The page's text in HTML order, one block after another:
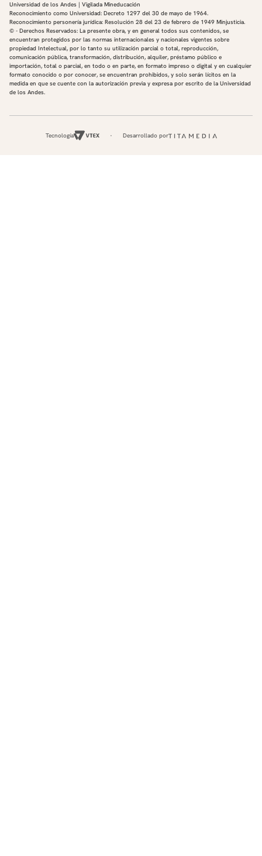
Universidad de los Andes | Vigilada Mineducación
Reconocimiento como Universidad: Decreto 1297 del 30 de mayo de 1964.
Reconocimiento personería jurídica: Resolución 28 del 23 de febrero de 1949 Minjusticia.
© - Derechos Reservados: La presente obra, y en general todos sus contenidos, se
encuentran protegidos por las normas internacionales y nacionales vigentes sobre
propiedad Intelectual, por lo tanto su utilización parcial o total, reproducción,
comunicación pública, transformación, distribución, alquiler, préstamo público e
importación, total o parcial, en todo o en parte, en formato impreso o digital y en cualquier
formato conocido o por conocer, se encuentran prohibidos, y solo serán lícitos en la
medida en que se cuente con la autorización previa y expresa por escrito de la Universidad
de los Andes.
Tecnología Desarrollado por